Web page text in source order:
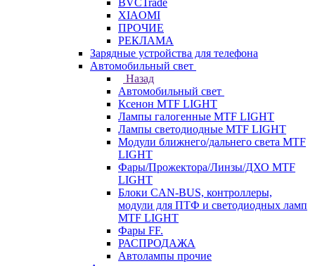
BVCTrade
XIAOMI
ПРОЧИЕ
РЕКЛАМА
Зарядные устройства для телефона
Автомобильный свет
Назад
Автомобильный свет
Ксенон MTF LIGHT
Лампы галогенные MTF LIGHT
Лампы светодиодные MTF LIGHT
Модули ближнего/дальнего света MTF
LIGHT
Фары/Прожектора/Линзы/ДХО MTF
LIGHT
Блоки CAN-BUS, контроллеры,
модули для ПТФ и светодиодных ламп
MTF LIGHT
Фары FF.
РАСПРОДАЖА
Автолампы прочие